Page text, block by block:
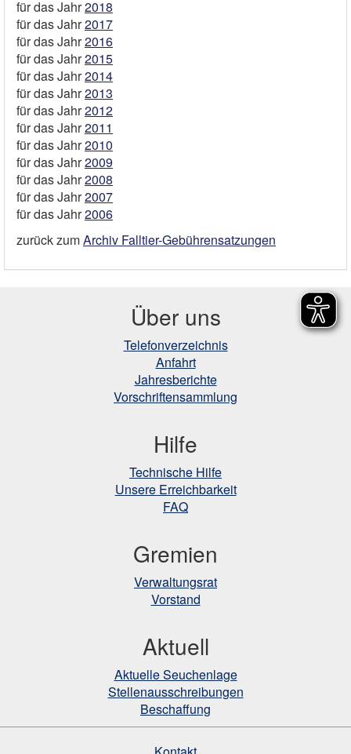
für das Jahr2018
für das Jahr2017
für das Jahr2016
für das Jahr2015
für das Jahr2014
für das Jahr2013
für das Jahr2012
für das Jahr2011
für das Jahr2010
für das Jahr2009
für das Jahr2008
für das Jahr2007
für das Jahr2006
zurück zumArchiv Falltier-Gebührensatzungen
Über uns
Telefonverzeichnis
Anfahrt
Jahresberichte
Vorschriftensammlung
Hilfe
Technische Hilfe
Unsere Erreichbarkeit
FAQ
Gremien
Verwaltungsrat
Vorstand
Aktuell
Aktuelle Seuchenlage
Stellenausschreibungen
Beschaffung